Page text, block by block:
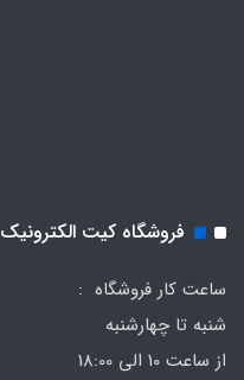
فروشگاه کیت الکترونیک
ساعت کار فروشگاه :
شنبه تا چهارشنبه
از ساعت 10 الی 18:00